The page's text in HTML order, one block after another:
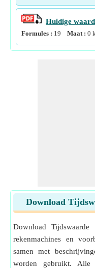
Huidige
Formules : 19 Maat : 0
Download
Download
rekenmachines en
samen met
worden gebruikt. Alle